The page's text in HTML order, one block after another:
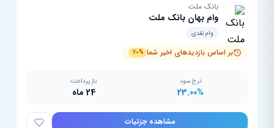
بانک ملت
وام بهان بانک ملت
وام نقدی
بر اساس بازدیدهای اخیر شما 70%
نرخ سود
23.00%
بازپرداخت
24 ماه
مشاهده جزئیات